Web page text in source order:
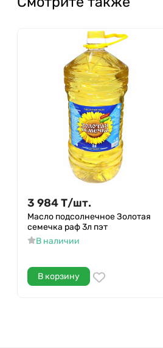
3 984Т/шт.
Масло подсолнечное Золотая
семечка раф 3л пэт
В наличии
В корзину